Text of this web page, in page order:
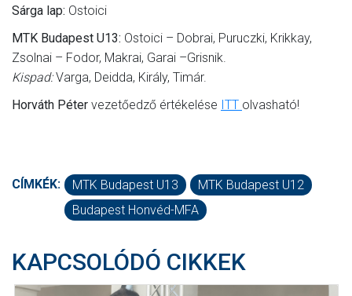
Sárga lap: Ostoici
MTK Budapest U13: Ostoici – Dobrai, Puruczki, Krikkay,
Zsolnai – Fodor, Makrai, Garai –Grisnik.
Kispad:Varga, Deidda, Király, Timár.
Horváth Péter vezetőedző értékelése ITT olvasható!
CÍMKÉK: MTK Budapest U13
MTK Budapest U12
Budapest Honvéd-MFA
KAPCSOLÓDÓ CIKKEK